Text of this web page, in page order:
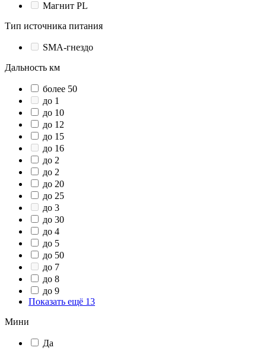
Магнит PL
Тип источника питания
SMA-гнездо
Дальность км
более 50
до 1
до 10
до 12
до 15
до 16
до 2
до 2
до 20
до 25
до 3
до 30
до 4
до 5
до 50
до 7
до 8
до 9
Показать ещё 13
Мини
Да